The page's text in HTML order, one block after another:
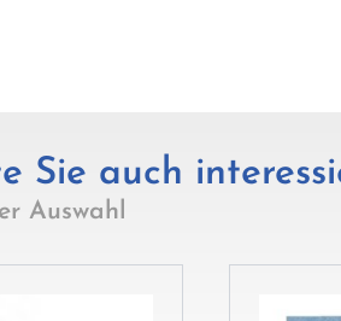
Sie auch